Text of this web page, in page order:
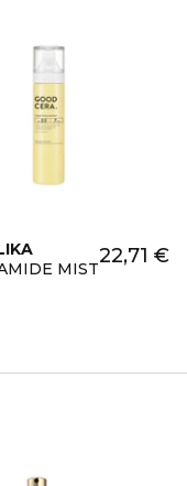
MIST
22,71 €